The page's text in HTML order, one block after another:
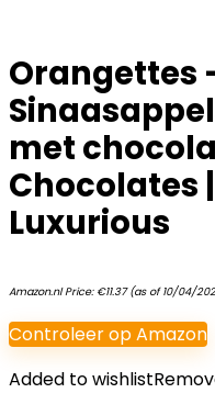
Orangettes
met
Chocolates
Luxurious
Amazon.nl Price: €11.37(as of 10/04/
Controleer op Amazon
Added to wishlist